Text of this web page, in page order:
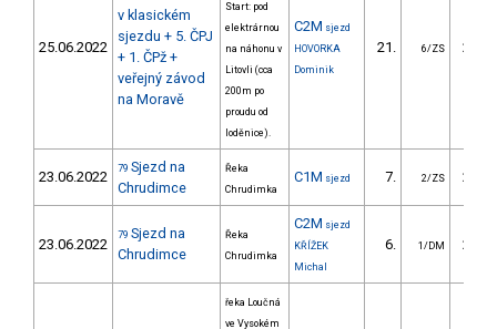
25.06.2022
v klasickém
sjezdu + 5. ČPJ
+ 1. ČPž +
veřejný závod
na Moravě
Start: pod
elektrárnou
na náhonu v
Litovli (cca
200m po
proudu od
loděnice).
C2M sjezd
HOVORKA
Dominik
21. 6/ZS
23.06.2022 79 Sjezd na
Chrudimce
Řeka
Chrudimka
C1M sjezd 7. 2/ZS
23.06.2022
79 Sjezd na
Chrudimce
Řeka
Chrudimka
C2M sjezd
KŘÍŽEK
Michal
6. 1/DM
řeka Loučná
ve Vysokém